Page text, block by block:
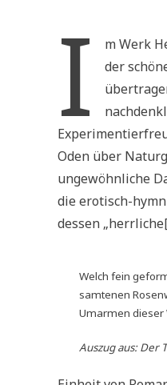
I
m Werk
der
Oden über
ungewöhnliche
die erotisch-
dessen
Welch fein
samtenen
Umarmen dieser
Auszug aus:Der